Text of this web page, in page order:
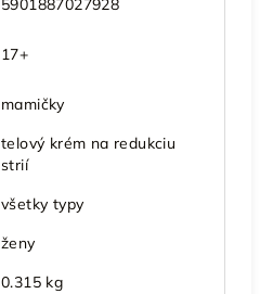
5901887027928
17+
mamičky
telový krém na redukciu
strií
všetky typy
ženy
0.315 kg